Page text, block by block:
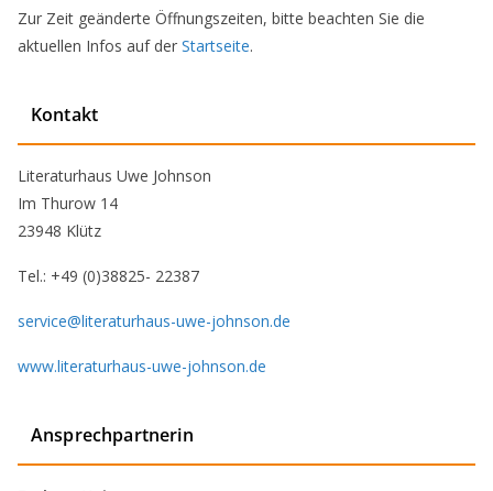
Zur Zeit geänderte Öffnungszeiten, bitte beachten Sie die
aktuellen Infos auf der Startseite.
Kontakt
Literaturhaus Uwe Johnson
Im Thurow 14
23948 Klütz
Tel.: +49 (0)38825- 22387
service@literaturhaus-uwe-johnson.de
www.literaturhaus-uwe-johnson.de
Ansprechpartnerin